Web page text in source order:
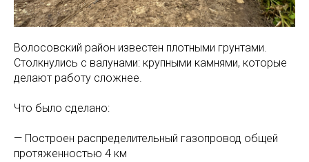
Волосовский район известен плотными грунтами.
Столкнулись с валунами: крупными камнями, которые
делают работу сложнее.
Что было сделано:
— Построен распределительный газопровод общей
протяженностью 4 км